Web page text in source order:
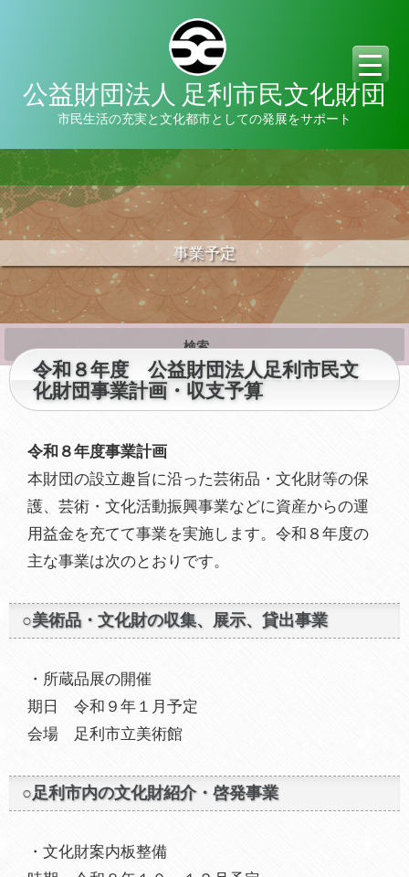
公益財団法人 足利市民文化財団
市民生活の充実と文化都市としての発展をサポート
事業予定
索:
令和８年度 公益財団法人足利市民文
化財団事業計画・収支予算
令和８年度事業計画
本財団の設立趣旨に沿った芸術品・文化財等の保
護、芸術・文化活動振興事業などに資産からの運
用益金を充てて事業を実施します。令和８年度の
主な事業は次のとおりです。
○美術品・文化財の収集、展示、貸出事業
・所蔵品展の開催
期日 令和９年１月予定
会場 足利市立美術館
○足利市内の文化財紹介・啓発事業
・文化財案内板整備